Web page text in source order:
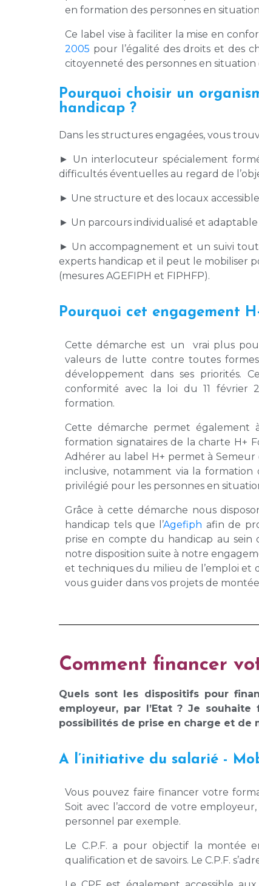
en formation des personnes en
Ce label vise à faciliter la mise en
2005 pour l’égalité des droits et des
citoyenneté des personnes en situation
Pourquoi choisir un
handicap ?
Dans les structures engagées, vous
► Un interlocuteur spécialement
difficultés éventuelles au regard de
► Une structure et des locaux
► Un parcours individualisé et
► Un accompagnement et un suivi
experts handicap et il peut le mobiliser
(mesures AGEFIPH et FIPHFP).
Pourquoi cet engagement
Cette démarche est un vrai plus
valeurs de lutte contre toutes
développement dans ses priorités.
conformité avec la loi du 11 février
formation.
Cette démarche permet également
formation signataires de la charte H+
Adhérer au label H+ permet à
inclusive, notamment via la
privilégié pour les personnes en
Grâce à cette démarche nous
handicap tels que l’Agefiph afin de
prise en compte du handicap au sein
notre disposition suite à notre
et techniques du milieu de l’emploi et
vous guider dans vos projets de
Comment financer
Quels sont les dispositifs pour
employeur, par l’Etat ? Je
possibilités de prise en charge et
A l’initiative du salarié -
Vous pouvez faire financer votre
Soit avec l’accord de votre
personnel par exemple.
Le C.P.F. a pour objectif la montée
qualification et de savoirs. Le C.P.F.